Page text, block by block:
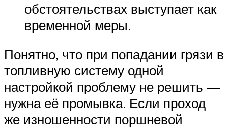
обстоятельствах выступает как
временной меры.
Понятно, что при попадании грязи в
топливную систему одной
настройкой проблему не решить —
нужна её промывка. Если проход
же изношенности поршневой